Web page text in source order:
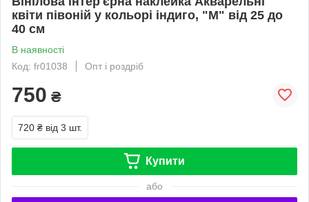
квіти півоній у кольорі індиго, "М" від 25 до
40 см
В наявності
Код: fr01038
Опт і роздріб
750 ₴
720 ₴ від 3 шт.
Купити
або